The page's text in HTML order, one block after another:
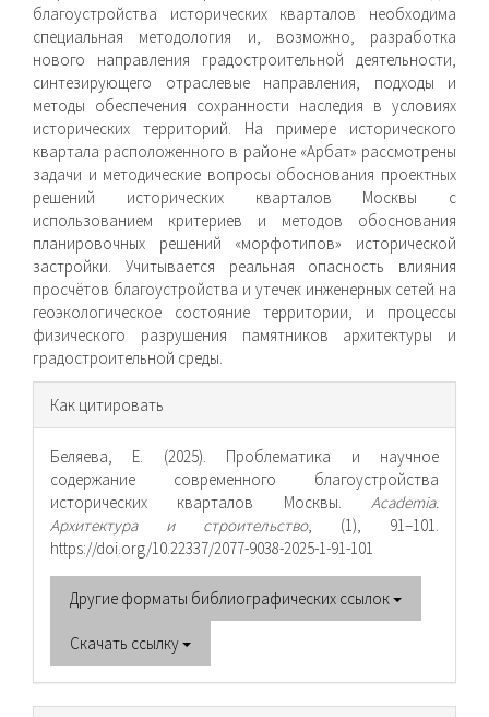
благоустройства исторических кварталов необходима
специальная методология и, возможно, разработка
нового направления градостроительной деятельности,
синтезирующего отраслевые направления, подходы и
методы обеспечения сохранности наследия в условиях
исторических территорий. На примере исторического
квартала расположенного в районе «Арбат» рассмотрены
задачи и методические вопросы обоснования проектных
решений исторических кварталов Москвы с
использованием критериев и методов обоснования
планировочных решений «морфотипов» исторической
застройки. Учитывается реальная опасность влияния
просчётов благоустройства и утечек инженерных сетей на
геоэкологическое состояние территории, и процессы
физического разрушения памятников архитектуры и
градостроительной среды.
Информация
о статье
Как цитировать
Беляева, Е. (2025). Проблематика и научное
содержание современного благоустройства
исторических кварталов Москвы. Academia.
Архитектура и строительство, (1), 91–101.
https://doi.org/10.22337/2077-9038-2025-1-91-101
Другие форматы библиографических ссылок
Скачать ссылку